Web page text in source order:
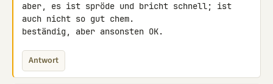
aber, es ist spröde und bricht schnell; ist
auch nicht so gut chem.
beständig, aber ansonsten OK.
Antwort